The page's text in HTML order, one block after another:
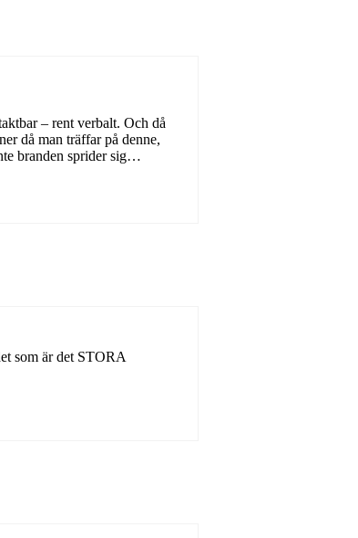
– rent verbalt. Och då
då man träffar på denne,
branden sprider sig…
som är det STORA